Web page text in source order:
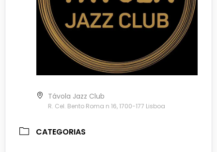
Távola Jazz Club
R. Cel. Bento Roma n 16, 1700-177 Lisboa
CATEGORIAS